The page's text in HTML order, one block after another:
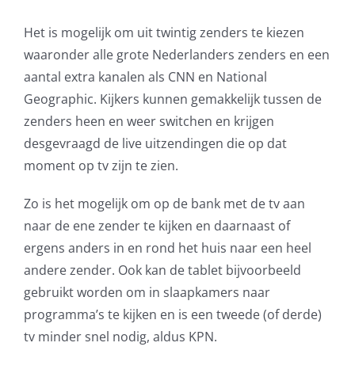
Het is mogelijk om uit twintig zenders te kiezen
waaronder alle grote Nederlanders zenders en een
aantal extra kanalen als CNN en National
Geographic. Kijkers kunnen gemakkelijk tussen de
zenders heen en weer switchen en krijgen
desgevraagd de live uitzendingen die op dat
moment op tv zijn te zien.
Zo is het mogelijk om op de bank met de tv aan
naar de ene zender te kijken en daarnaast of
ergens anders in en rond het huis naar een heel
andere zender. Ook kan de tablet bijvoorbeeld
gebruikt worden om in slaapkamers naar
programma’s te kijken en is een tweede (of derde)
tv minder snel nodig, aldus KPN.